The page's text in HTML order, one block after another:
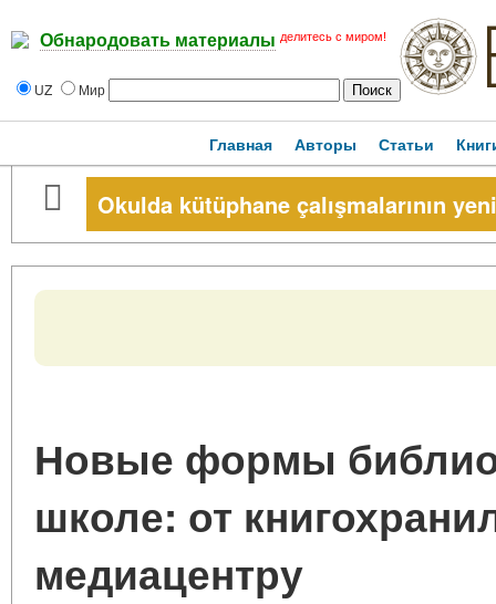
Обнародовать материалы делитесь с миром!
UZ Мир
Главная Авторы Статьи
Okulda kütüphane çalışmalarının
Новые формы
школе: от
медиацентру